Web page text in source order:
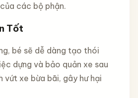
các bộ phận.
Tốt
bé sẽ dễ dàng tạo thói
dựng và bảo quản xe sau
vứt xe bừa bãi, gây hư hại